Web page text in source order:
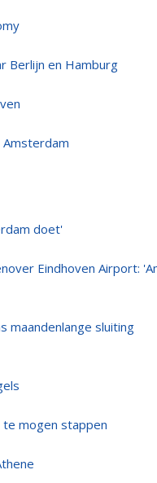
Berlijn en Hamburg
doet'
Eindhoven Airport:
maandenlange sluiting
mogen stappen